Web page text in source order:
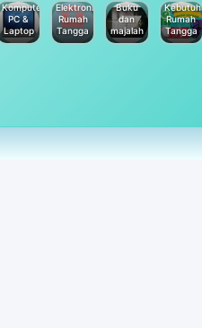
Komputer
PC &
Laptop
Elektronik
Rumah
Tangga
Buku
dan
majalah
Rumah
Tangga